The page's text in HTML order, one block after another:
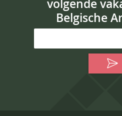
volgende
Belgische